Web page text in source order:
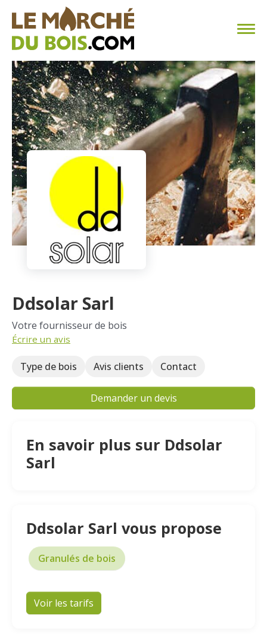
CHAUFFAGE AU BOIS
FAQ
CALCULER SA CONSOMMATION
TROUVER SON FOURNISSEUR
BLOG
ESPACE PRO
Ddsolar Sarl
Votre fournisseur de bois
Écrire un avis
Type de bois Avis clients Contact
Demander un devis
En savoir plus sur Ddsolar
Sarl
Ddsolar Sarl vous propose
Granulés de bois
Voir les tarifs